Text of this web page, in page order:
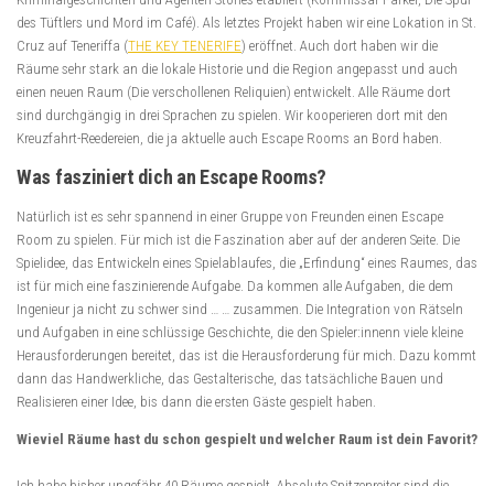
des Tüftlers und Mord im Café). Als letztes Projekt haben wir eine Lokation in St.
Cruz auf Teneriffa (THE KEY TENERIFE) eröffnet. Auch dort haben wir die
Räume sehr stark an die lokale Historie und die Region angepasst und auch
einen neuen Raum (Die verschollenen Reliquien) entwickelt. Alle Räume dort
sind durchgängig in drei Sprachen zu spielen. Wir kooperieren dort mit den
Kreuzfahrt-Reedereien, die ja aktuelle auch Escape Rooms an Bord haben.
Was fasziniert dich an Escape Rooms?
Natürlich ist es sehr spannend in einer Gruppe von Freunden einen Escape
Room zu spielen. Für mich ist die Faszination aber auf der anderen Seite. Die
Spielidee, das Entwickeln eines Spielablaufes, die „Erfindung“ eines Raumes, das
ist für mich eine faszinierende Aufgabe. Da kommen alle Aufgaben, die dem
Ingenieur ja nicht zu schwer sind … … zusammen. Die Integration von Rätseln
und Aufgaben in eine schlüssige Geschichte, die den Spieler:innenn viele kleine
Herausforderungen bereitet, das ist die Herausforderung für mich. Dazu kommt
dann das Handwerkliche, das Gestalterische, das tatsächliche Bauen und
Realisieren einer Idee, bis dann die ersten Gäste gespielt haben.
Wieviel Räume hast du schon gespielt und welcher Raum ist dein Favorit?